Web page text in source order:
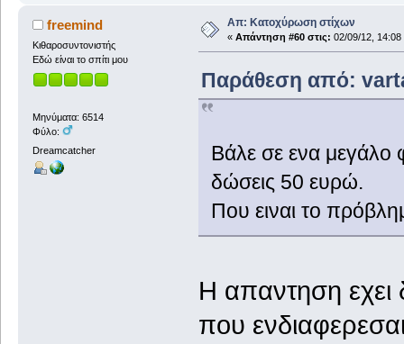
freemind
Κιθαροσυντονιστής
Εδώ είναι το σπίτι μου
Μηνύματα: 6514
Φύλο:
Dreamcatcher
Απ: Κατοχύρωση στίχων
« Απάντηση #60 στις: 02/09/12, 14:08
Παράθεση από:
Βάλε σε ενα μεγάλο
δώσεις 50 ευρώ.
Που ειναι το
Η απαντηση εχει
που